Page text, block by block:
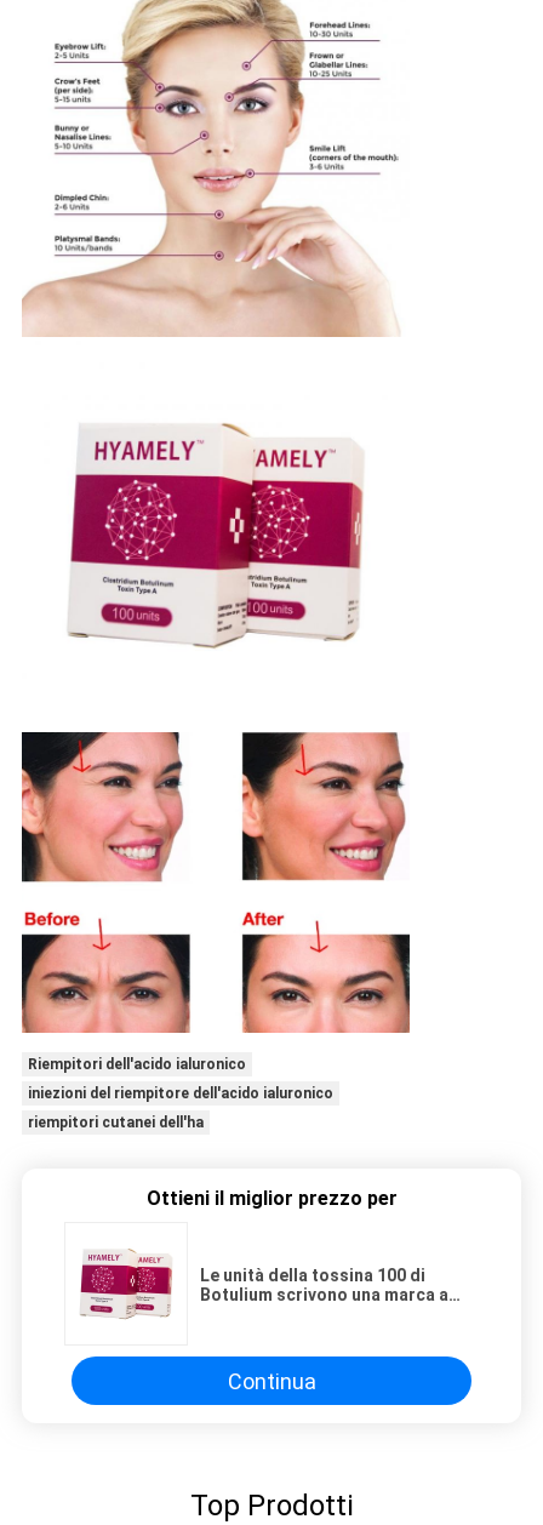
Riempitori dell'acido ialuronico
iniezioni del riempitore dell'acido ialuronico
riempitori cutanei dell'ha
Ottieni il miglior prezzo per
Le unità della tossina 100 di
Botulium scrivono una marca a
Continua
Top Prodotti